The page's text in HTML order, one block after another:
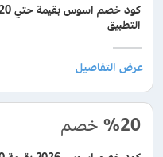
التطبيق
%20 خصم